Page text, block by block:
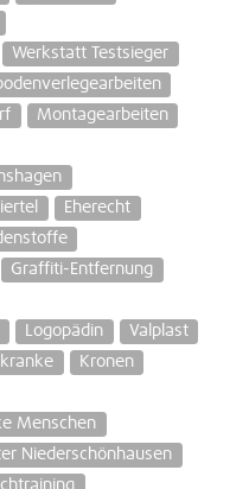
Werkstatt Testsieger
Montagearbeiten
Eherecht
Graffiti-Entfernung
Logopädin
Valplast
Kronen
Menschen
Niederschönhausen